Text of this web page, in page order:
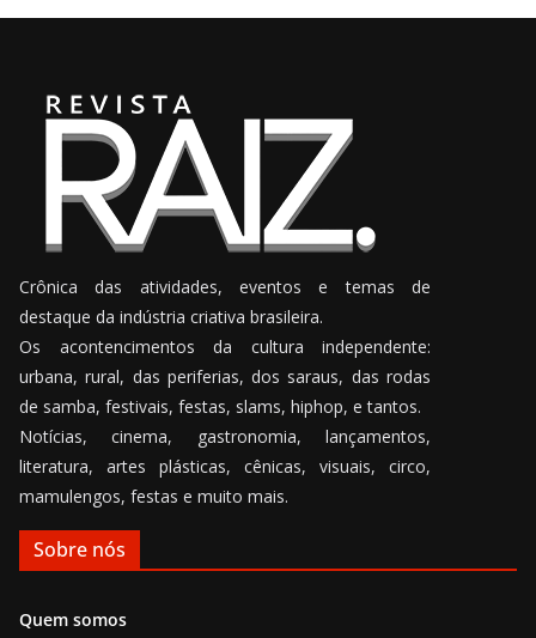
Crônica das atividades, eventos e temas de
destaque da indústria criativa brasileira.
Os acontencimentos da cultura independente:
urbana, rural, das periferias, dos saraus, das rodas
de samba, festivais, festas, slams, hiphop, e tantos.
Notícias, cinema, gastronomia, lançamentos,
literatura, artes plásticas, cênicas, visuais, circo,
mamulengos, festas e muito mais.
Sobre nós
Quem somos